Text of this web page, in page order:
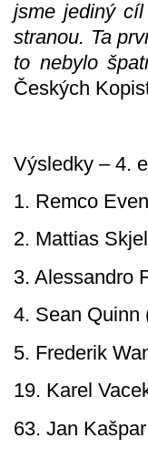
jsme jediný
stranou. Ta
to nebylo
Českých
Výsledky – 4.
1. Remco
2. Mattias
3. Alessandro
4. Sean Quinn
5. Frederik
19. Karel
63. Jan